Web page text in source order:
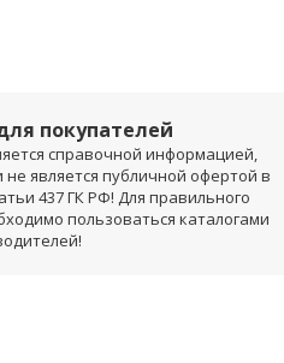
покупателей
справочной информацией,
является публичной офертой в
437 ГК РФ! Для правильного
пользоваться каталогами